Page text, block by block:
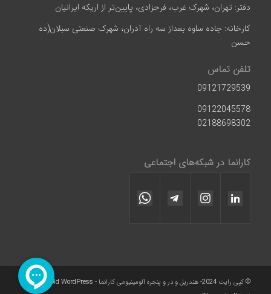
دفتر: تهران، شهرک غرب، فرحزادی، پایین‌تر از اریکه ایرانیان
کارخانه: جاده ساوه بعداز سه راه آدران، شهرک صنعتی سبلان(ده
حسن
تلفن تماس
09121729539
09122045578
02188698302
کارانما در شبکه‌های اجتماعی
© کپی رایت 2024- هندریل و در و پنجره آلومینیومی کارانما -
Enfold WordPress